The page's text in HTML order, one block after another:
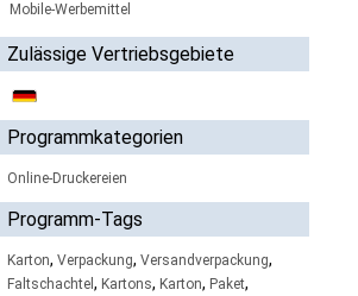
Mobile-Werbemittel
Zulässige Vertriebsgebiete
Programmkategorien
Online-Druckereien
Programm-Tags
Karton, Verpackung, Versandverpackung,
Faltschachtel , Kartons, Karton, Paket,